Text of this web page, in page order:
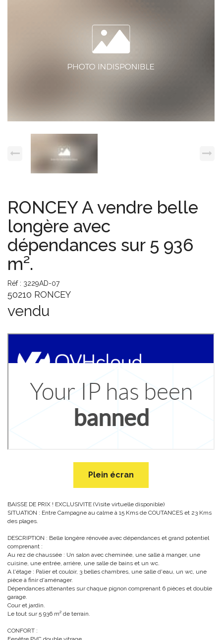
RONCEY A vendre belle
longère avec
dépendances sur 5 936
m².
Réf : 3229AD-07
50210 RONCEY
vendu
Plein écran
BAISSE DE PRIX ! EXCLUSIVITE (Visite virtuelle disponible)
SITUATION : Entre Campagne au calme à 15 Kms de COUTANCES et 23 Kms
des plages.
DESCRIPTION : Belle longère rénovée avec dépendances et grand potentiel
comprenant :
Au rez de chaussée : Un salon avec cheminée, une salle à manger, une
cuisine, une entrée, arrière, une salle de bains et un wc.
A l'étage : Palier et couloir, 3 belles chambres, une salle d'eau, un wc, une
pièce à finir d'aménager.
Dépendances attenantes sur chaque pignon comprenant 6 pièces et double
garage.
Cour et jardin.
Le tout sur 5 936 m² de terrain.
CONFORT :